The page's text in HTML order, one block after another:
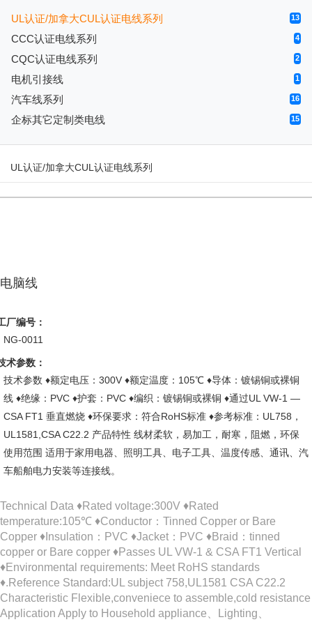
UL认证/加拿大CUL认证电线系列 13
CCC认证电线系列 4
CQC认证电线系列 2
电机引接线 1
汽车线系列 16
企标其它定制类电线 15
UL认证/加拿大CUL认证电线系列
电脑线
厂编号：
NG-0011
术参数：
技术参数 ♦额定电压：300V ♦额定温度：105℃ ♦导体：镀锡铜或裸铜
线 ♦绝缘：PVC ♦护套：PVC ♦编织：镀锡铜或裸铜 ♦通过UL VW-1 —
CSA FT1 垂直燃烧 ♦环保要求：符合RoHS标准 ♦参考标准：UL758，
UL1581,CSA C22.2 产品特性 线材柔软，易加工，耐寒，阻燃，环保
使用范围 适用于家用电器、照明工具、电子工具、温度传感、通讯、汽
车船舶电力安装等连接线。
Technical Data ♦Rated voltage:300V ♦Rated
temperature:105℃ ♦Conductor：Tinned Copper or Bare
Copper ♦Insulation：PVC ♦Jacket：PVC ♦Braid：tinned
copper or Bare copper ♦Passes UL VW-1 & CSA FT1 Vertical
♦Environmental requirements: Meet RoHS standards
♦.Reference Standard:UL subject 758,UL1581 CSA C22.2
Characteristic Flexible,conveniece to assemble,cold resistance
Application Apply to Household appliance、Lighting、